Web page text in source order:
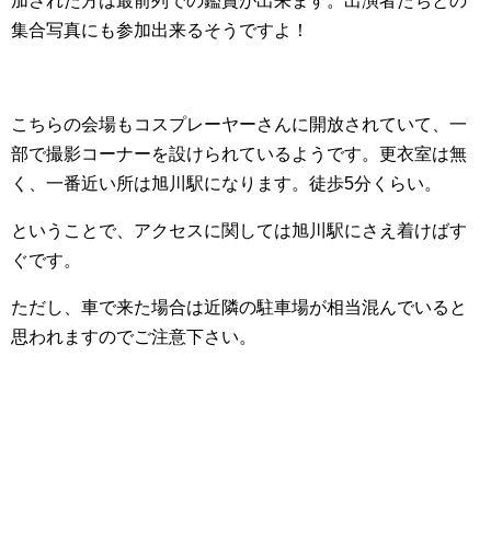
集合写真にも参加出来るそうですよ！
こちらの会場もコスプレーヤーさんに開放されていて、一
部で撮影コーナーを設けられているようです。更衣室は無
く、一番近い所は旭川駅になります。徒歩5分くらい。
ということで、アクセスに関しては旭川駅にさえ着けばす
ぐです。
ただし、車で来た場合は近隣の駐車場が相当混んでいると
思われますのでご注意下さい。